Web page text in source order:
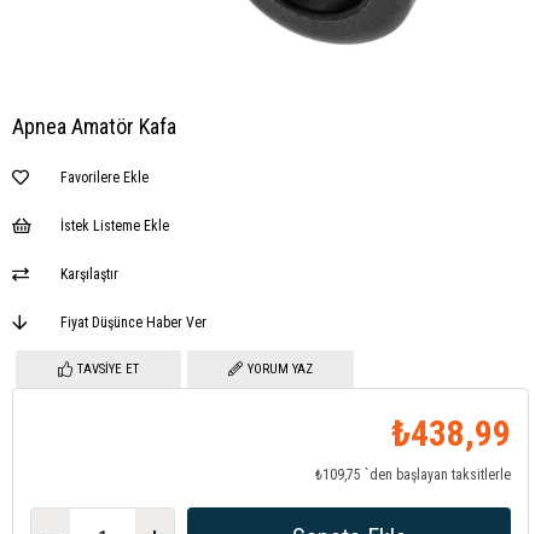
Apnea Amatör Kafa
Favorilere Ekle
İstek Listeme Ekle
Karşılaştır
Fiyat Düşünce Haber Ver
TAVSIYE ET YORUM YAZ
₺438,99
₺109,75 `den başlayan taksitlerle